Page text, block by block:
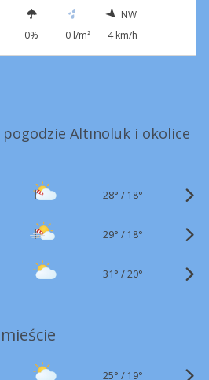
0% 0 l/m²
NW
4 km/h
Altınoluk i okolice
28° / 18°
29° / 18°
31° /20°
25° / 19°